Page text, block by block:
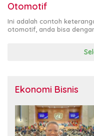
Otomotif
Ini adalah contoh
otomotif, anda bisa
Ekonomi Bisnis